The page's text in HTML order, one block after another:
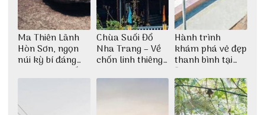
Ma Thiên Lãnh
Hòn Sơn, ngọn
núi kỳ bí đáng
khám phá nhất
Chùa Suối Đổ
Nha Trang – Về
chốn linh thiêng
thiền định
Hành trình
khám phá vẻ đẹp
thanh bình tại
Đảo Phú Quý